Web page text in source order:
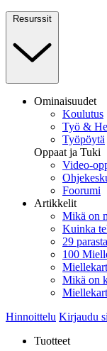
Resurssit
Ominaisuudet
Koulutus
Työ &
Työpöytä
Oppaat ja Tuki
Video-
Foorumi
Artikkelit
Mikä on
Kuinka
29
100
Mikä on
Hinnoittelu Kirjaudu
Tuotteet